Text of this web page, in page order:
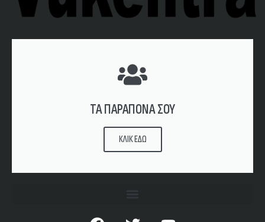
ΤΑ ΠΑΡΑΠΟΝΑ ΣΟΥ
ΚΛΙΚ ΕΔΩ